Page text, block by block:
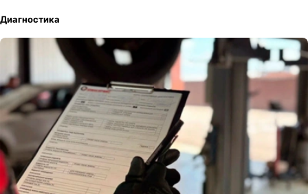
Диагностика